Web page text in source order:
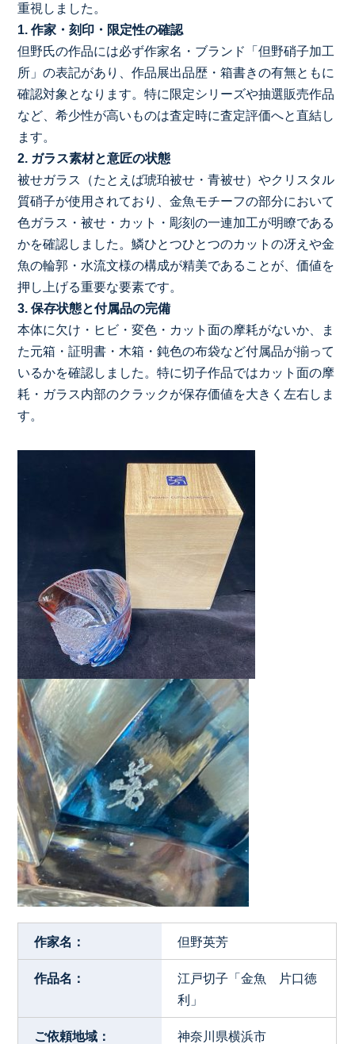
重視しました。
1. 作家・刻印・限定性の確認
但野氏の作品には必ず作家名・ブランド「但野硝子加工
所」の表記があり、作品展出品歴・箱書きの有無ともに
確認対象となります。特に限定シリーズや抽選販売作品
など、希少性が高いものは査定時に査定評価へと直結し
ます。
2. ガラス素材と意匠の状態
被せガラス（たとえば琥珀被せ・青被せ）やクリスタル
質硝子が使用されており、金魚モチーフの部分において
色ガラス・被せ・カット・彫刻の一連加工が明瞭である
かを確認しました。鱗ひとつひとつのカットの冴えや金
魚の輪郭・水流文様の構成が精美であることが、価値を
押し上げる重要な要素です。
3. 保存状態と付属品の完備
本体に欠け・ヒビ・変色・カット面の摩耗がないか、ま
た元箱・証明書・木箱・鈍色の布袋など付属品が揃って
いるかを確認しました。特に切子作品ではカット面の摩
耗・ガラス内部のクラックが保存価値を大きく左右しま
す。
作家名： 但野英芳
作品名：
江戸切子「金魚 片口徳
利」
ご依頼地域： 神奈川県横浜市